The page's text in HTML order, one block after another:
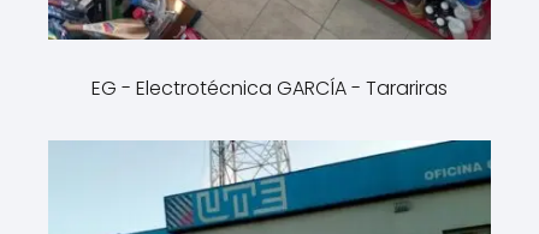
EG - Electrotécnica GARCÍA - Tarariras